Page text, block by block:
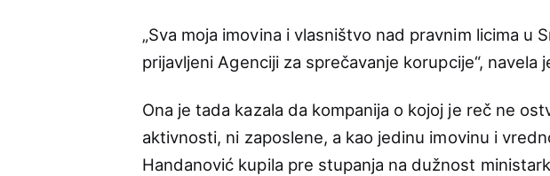
„Sva moja imovina i vlasništvo nad pravnim licima u
prijavljeni Agenciji za sprečavanje korupcije“, navela
Ona je tada kazala da kompanija o kojoj je reč ne
aktivnosti, ni zaposlene, a kao jedinu imovinu i
Handanović kupila pre stupanja na dužnost